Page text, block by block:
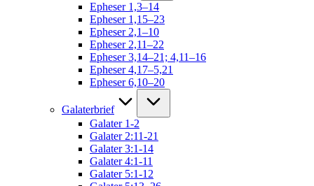
Epheser 1,3–14
Epheser 1,15–23
Epheser 2,1–10
Epheser 2,11–22
Epheser 3,14–21; 4,11–16
Epheser 4,17–5,21
Epheser 6,10–20
Galaterbrief
Galater 1-2
Galater 2:11-21
Galater 3:1-14
Galater 4:1-11
Galater 5:1-12